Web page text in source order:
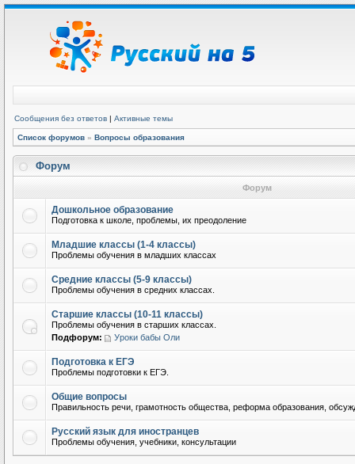
Сообщения без ответов | Активные темы
Список форумов » Вопросы образования
Форум
Форум
Дошкольное образование
Подготовка к школе, проблемы, их преодоление
Младшие классы (1-4 классы)
Проблемы обучения в младших классах
Средние классы (5-9 классы)
Проблемы обучения в средних классах.
Старшие классы (10-11 классы)
Проблемы обучения в старших классах.
Подфорум:
Уроки бабы Оли
Подготовка к ЕГЭ
Проблемы подготовки к ЕГЭ.
Общие вопросы
Правильность речи, грамотность общества, реформа образования,
Русский язык для иностранцев
Проблемы обучения, учебники, консультации